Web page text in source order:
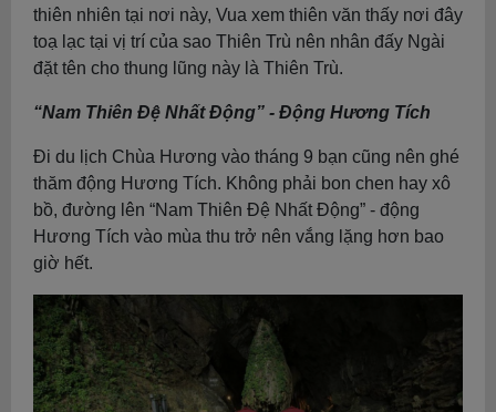
thiên nhiên tại nơi này, Vua xem thiên văn thấy nơi đây
toạ lạc tại vị trí của sao Thiên Trù nên nhân đấy Ngài
đặt tên cho thung lũng này là Thiên Trù.
“Nam Thiên Đệ Nhất Động” - Động Hương Tích
Đi du lịch Chùa Hương vào tháng 9 bạn cũng nên ghé
thăm động Hương Tích. Không phải bon chen hay xô
bồ, đường lên “Nam Thiên Đệ Nhất Động” - động
Hương Tích vào mùa thu trở nên vắng lặng hơn bao
giờ hết.